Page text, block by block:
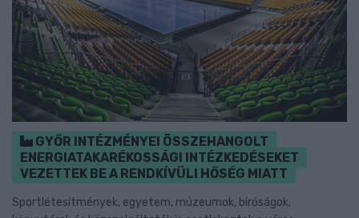
GYŐR INTÉZMÉNYEI ÖSSZEHANGOLT
ENERGIATAKARÉKOSSÁGI INTÉZKEDÉSEKET
VEZETTEK BE A RENDKÍVÜLI HŐSÉG MIATT
Sportlétesítmények, egyetem, múzeumok, bíróságok,